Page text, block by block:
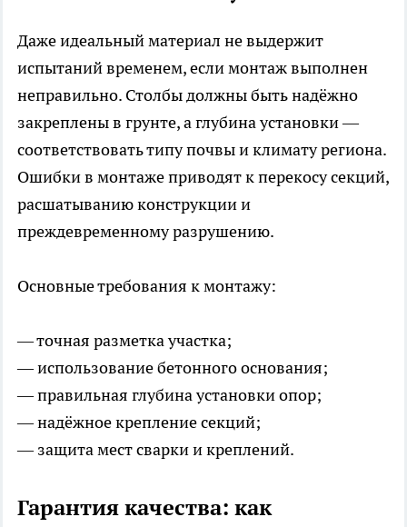
Даже идеальный материал не выдержит
испытаний временем, если монтаж выполнен
неправильно. Столбы должны быть надёжно
закреплены в грунте, а глубина установки —
соответствовать типу почвы и климату региона.
Ошибки в монтаже приводят к перекосу секций,
расшатыванию конструкции и
преждевременному разрушению.
Основные требования к монтажу:
— точная разметка участка;
— использование бетонного основания;
— правильная глубина установки опор;
— надёжное крепление секций;
— защита мест сварки и креплений.
Гарантия качества: как